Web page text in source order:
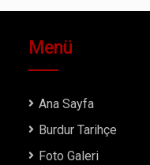
Menü
Ana Sayfa
Burdur Tarihçe
Foto Galeri